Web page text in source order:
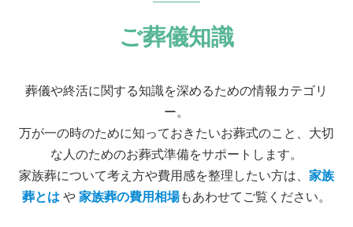
ご葬儀知識
葬儀や終活に関する知識を深めるための情報カテゴリ
ー。
万が一の時のために知っておきたいお葬式のこと、大切
な人のためのお葬式準備をサポートします。
家族葬について考え方や費用感を整理したい方は、 家族
葬とはや家族葬の費用相場もあわせてご覧ください。